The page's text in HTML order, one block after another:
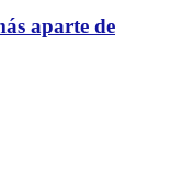
aparte de